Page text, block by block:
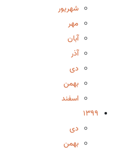
شهریور
مهر
آبان
آذر
دی
بهمن
اسفند
1399
دی
بهمن